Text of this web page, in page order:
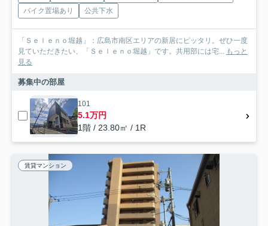
バイク置場あり
公共下水
「Ｓｅｌｅｎｏ堀越」：広島市南区エリアの新居にピッタリ。ぜひ一度
見ていただきたい、「Ｓｅｌｅｎｏ堀越」です。共用部には宅... もっと
見る
募集中の部屋
101
5.1万円
1階 / 23.80㎡ / 1R
賃貸マンション